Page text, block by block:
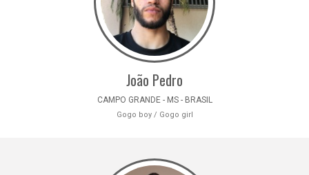
João Pedro
CAMPO GRANDE - MS - BRASIL
Gogo boy / Gogo girl